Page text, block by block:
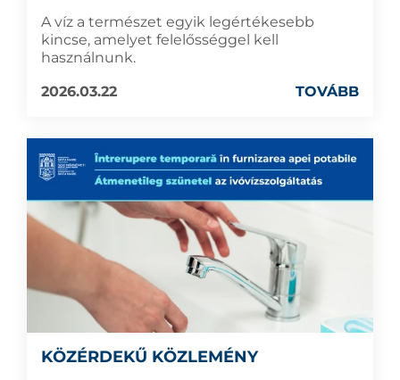
A víz a természet egyik legértékesebb
kincse, amelyet felelősséggel kell
használnunk.
2026.03.22
TOVÁBB
KÖZÉRDEKŰ KÖZLEMÉNY